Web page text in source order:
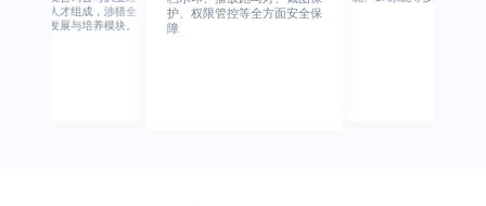
的全行业人才组成，涉猎全
业的人才发展与培养模块。
护、权限管控等全方面安全保
障